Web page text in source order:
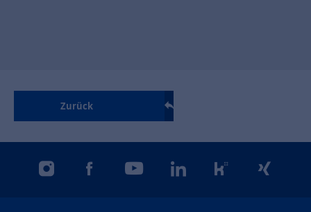
Zurück
instagramfacebookyoutubelinkedinkununuxing